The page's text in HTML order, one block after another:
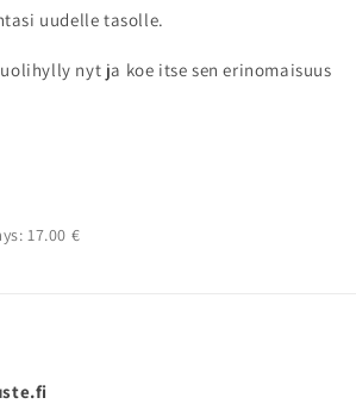
uudelle tasolle.
nyt ja koe itse sen erinomaisuus
17.00 €